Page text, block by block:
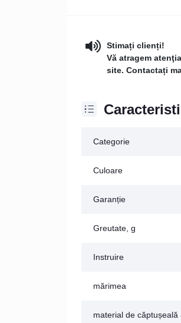
Stimați clienți!
Vă atragem
site. Contactați
Categorie
Culoare
Garanție
Greutate, g
Instruire
mărimea
material de căptușeală